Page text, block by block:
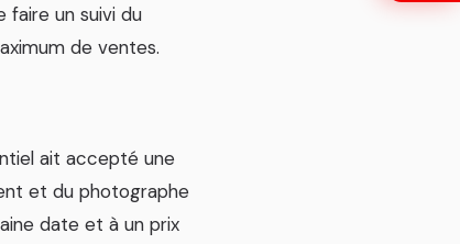
faire un suivi du
de ventes.
ait accepté une
et du photographe
date et à un prix